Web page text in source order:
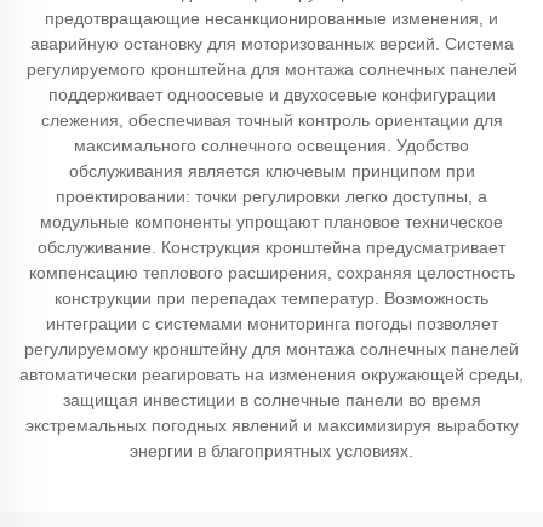
предотвращающие несанкционированные изменения, и
аварийную остановку для моторизованных версий. Система
регулируемого кронштейна для монтажа солнечных панелей
поддерживает одноосевые и двухосевые конфигурации
слежения, обеспечивая точный контроль ориентации для
максимального солнечного освещения. Удобство
обслуживания является ключевым принципом при
проектировании: точки регулировки легко доступны, а
модульные компоненты упрощают плановое техническое
обслуживание. Конструкция кронштейна предусматривает
компенсацию теплового расширения, сохраняя целостность
конструкции при перепадах температур. Возможность
интеграции с системами мониторинга погоды позволяет
регулируемому кронштейну для монтажа солнечных панелей
автоматически реагировать на изменения окружающей среды,
защищая инвестиции в солнечные панели во время
экстремальных погодных явлений и максимизируя выработку
энергии в благоприятных условиях.